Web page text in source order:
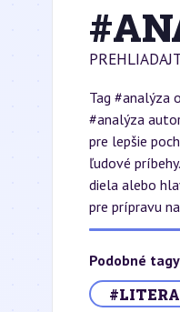
Tag #analýza
#analýza
pre lepšie
ľudové
diela alebo
pre prípravu
Podobné